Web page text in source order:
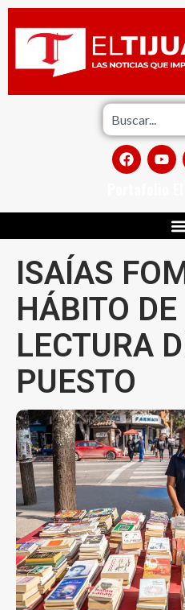
ISAÍAS
HÁBITO
LECTURA
PUESTO